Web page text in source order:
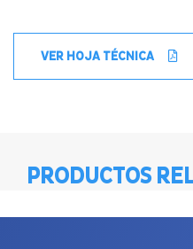
VER HOJA TÉCNICA
PRODUCTOS